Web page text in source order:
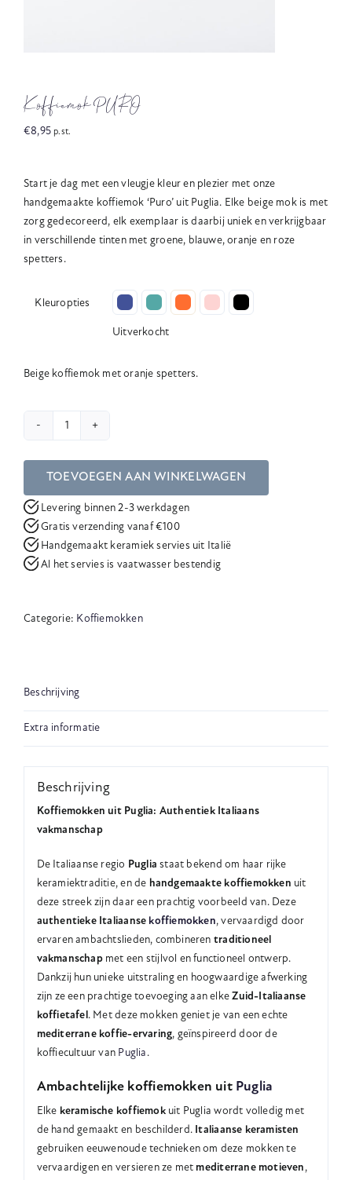
Koffiemok PURO
€8,95 p.st.
Start je dag met een vleugje kleur en plezier met onze
handgemaakte koffiemok ‘Puro’ uit Puglia. Elke beige mok is met
zorg gedecoreerd, elk exemplaar is daarbij uniek en verkrijgbaar
in verschillende tinten met groene, blauwe, oranje en roze
spetters.
Kleuropties
Uitverkocht
Beige koffiemok met oranje spetters.
aantal
TOEVOEGEN AAN WINKELWAGEN
Levering binnen 2-3 werkdagen
Gratis verzending vanaf €100
Handgemaakt keramiek servies uit Italië
Al het servies is vaatwasser bestendig
Categorie: Koffiemokken
Beschrijving
Extra informatie
Beschrijving
Koffiemokken uit Puglia: Authentiek Italiaans
vakmanschap
De Italiaanse regio Puglia staat bekend om haar rijke
keramiektraditie, en de handgemaakte koffiemokken uit
deze streek zijn daar een prachtig voorbeeld van. Deze
authentieke Italiaanse koffiemokken, vervaardigd door
ervaren ambachtslieden, combineren traditioneel
vakmanschapmet een stijlvol en functioneel ontwerp.
Dankzij hun unieke uitstraling en hoogwaardige afwerking
zijn ze een prachtige toevoeging aan elkeZuid-Italiaanse
koffietafel. Met deze mokken geniet je van een echte
mediterrane koffie-ervaring, geïnspireerd door de
koffiecultuur van Puglia .
Ambachtelijke koffiemokken uit Puglia
Elke keramische koffiemokuit Puglia wordt volledig met
de hand gemaakt en beschilderd. Italiaanse keramisten
gebruiken eeuwenoude technieken om deze mokken te
vervaardigen en versieren ze met mediterrane motieven ,